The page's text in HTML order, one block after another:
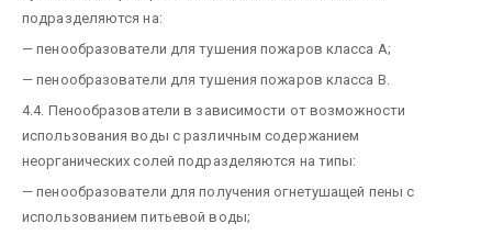
подразделяются на:
— пенообразователи для тушения пожаров класса А;
— пенообразователи для тушения пожаров класса В.
4.4. Пенообразователи в зависимости от возможности
использования воды с различным содержанием
неорганических солей подразделяются на типы:
— пенообразователи для получения огнетушащей пены с
использованием питьевой воды;